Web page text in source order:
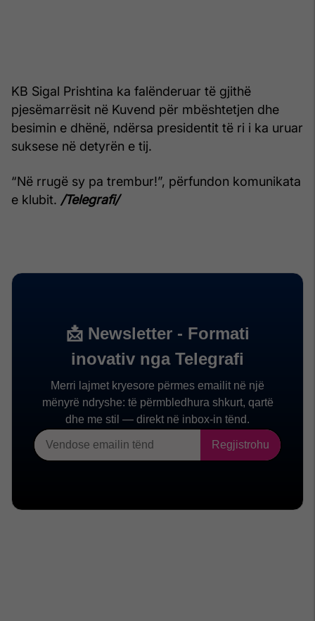
KB Sigal Prishtina ka falënderuar të gjithë
pjesëmarrësit në Kuvend për mbështetjen dhe
besimin e dhënë, ndërsa presidentit të ri i ka uruar
suksese në detyrën e tij.
“Në rrugë sy pa trembur!”, përfundon komunikata
e klubit. /Telegrafi/